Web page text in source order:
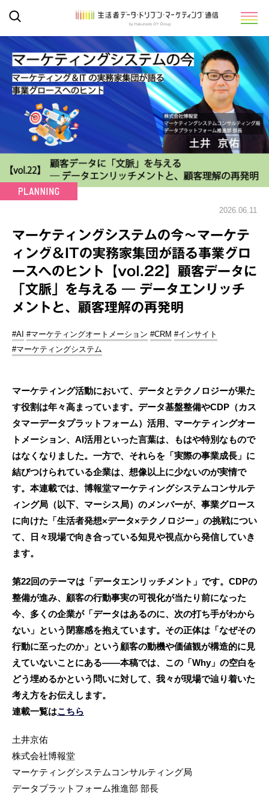
2026.06.11
マーケティングシステムの今～マーケテ
ィング＆ITの実務家集団が語る事業グロ
ースへのヒント【vol.22】顧客データに
「文脈」を与える ― データエンリッチ
メントと、顧客理解の再発明
#AI #マーケティングオートメーション #CRM #インサイト
#マーケティングシステム
マーケティング活動において、データとテクノロジーが果た
す役割は年々高まっています。データ基盤整備やCDP（カス
タマーデータプラットフォーム）活用、マーケティングオー
トメーション、AI活用といった言葉は、もはや特別なもので
はなくなりました。一方で、それらを「実際の事業成長」に
結びつけられている企業は、想像以上に少ないのが実情で
す。本連載では、博報堂マーケティングシステムコンサルテ
ィング局（以下、マーシス局）のメンバーが、事業グロース
に向けた「生活者発想×データ×テクノロジー」の挑戦につい
て、日々現場で向き合っている知見や視点から発信していき
ます。
第22回のテーマは「データエンリッチメント」です。CDPの
整備が進み、顧客の行動事実の可視化が当たり前になった
今、多くの企業が「データはあるのに、次の打ち手がわから
ない」という閉塞感を抱えています。その正体は「なぜその
行動に至ったのか」という顧客の動機や価値観が構造的に見
えていないことにある——本稿では、この「Why」の空白を
どう埋めるかという問いに対して、我々が現場で辿り着いた
考え方をお伝えします。
連載一覧はこちら
土井京佑
株式会社博報堂
マーケティングシステムコンサルティング局
データプラットフォーム推進部 部長